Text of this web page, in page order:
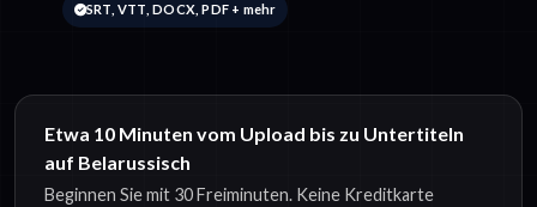
SRT, VTT, DOCX, PDF + mehr
Etwa 10 Minuten vom Upload bis zu Untertiteln
auf Belarussisch
Beginnen Sie mit 30 Freiminuten. Keine Kreditkarte